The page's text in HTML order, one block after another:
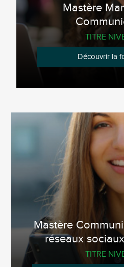
Mastère
TITRE
Découvrir la
Mastère
réseaux
TITRE